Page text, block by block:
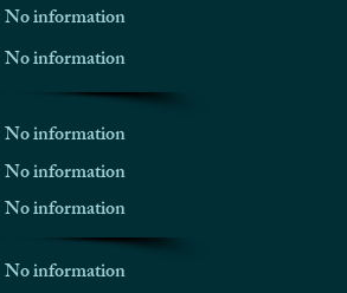
No information
No information
No information
No information
No information
No information